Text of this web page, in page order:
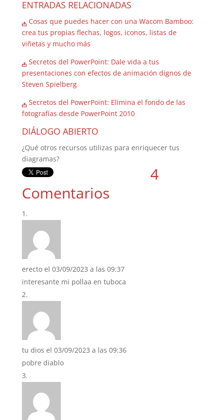
ENTRADAS RELACIONADAS
Cosas que puedes hacer con una Wacom Bamboo:
crea tus propias flechas, logos, iconos, listas de
viñetas y mucho más
Secretos del PowerPoint: Dale vida a tus
presentaciones con efectos de animación dignos de
Steven Spielberg
Secretos del PowerPoint: Elimina el fondo de las
fotografías desde PowerPoint 2010
DIÁLOGO ABIERTO
¿Qué otros recursos utilizas para enriquecer tus
diagramas?
4
Comentarios
erecto el 03/09/2023 a las 09:37
interesante mi pollaa en tuboca
tu dios el 03/09/2023 a las 09:36
pobre diablo